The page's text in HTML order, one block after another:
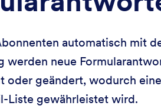
automatisch mit
neue
geändert, wodurch
Liste gewährleistet wird.